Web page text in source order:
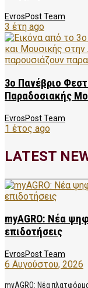
EvrosPost Team
3 έτη ago
3ο Πανέβριο
Παραδοσιακής
EvrosPost Team
1 έτος ago
LATEST
myAGRO: Νέα
επιδοτήσεις
EvrosPost Team
6 Αυγούστου, 2026
myAGRO: Νέα